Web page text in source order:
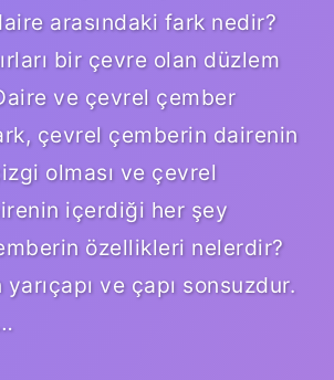
arasındaki fark nedir?
bir çevre olan düzlem
ve çevrel çember
çevrel çemberin dairenin
olması ve çevrel
içerdiği her şey
özellikleri nelerdir?
ve çapı sonsuzdur.